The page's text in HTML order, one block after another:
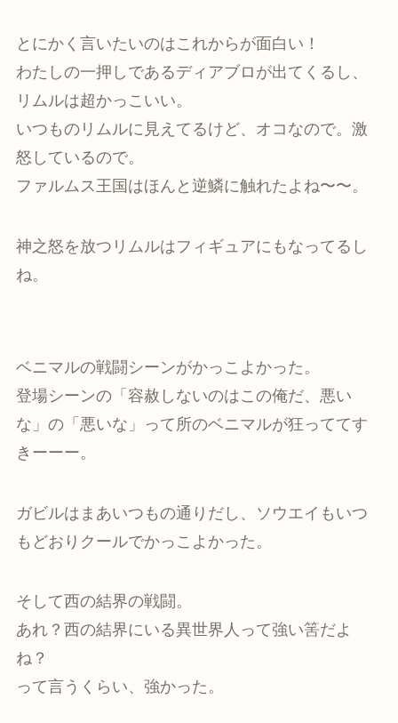
とにかく言いたいのはこれからが面白い！
わたしの一押しであるディアブロが出てくるし、
リムルは超かっこいい。
いつものリムルに見えてるけど、オコなので。激
怒しているので。
ファルムス王国はほんと逆鱗に触れたよね〜〜。
神之怒を放つリムルはフィギュアにもなってるし
ね。
ベニマルの戦闘シーンがかっこよかった。
登場シーンの「容赦しないのはこの俺だ、悪い
な」の「悪いな」って所のベニマルが狂っててす
きーーー。
ガビルはまあいつもの通りだし、ソウエイもいつ
もどおりクールでかっこよかった。
そして西の結界の戦闘。
あれ？西の結界にいる異世界人って強い筈だよ
ね？
って言うくらい、強かった。